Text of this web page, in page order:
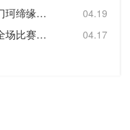
2026年04月19日湖北青年星VS海门珂缔缘全场比赛录像回放 04.19
2026年04月17日贝蒂斯VS布拉加全场比赛录像回放 04.17